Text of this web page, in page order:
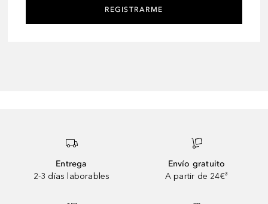
REGISTRARME
Entrega
2-3 días laborables
Envío gratuito
A partir de 24€³